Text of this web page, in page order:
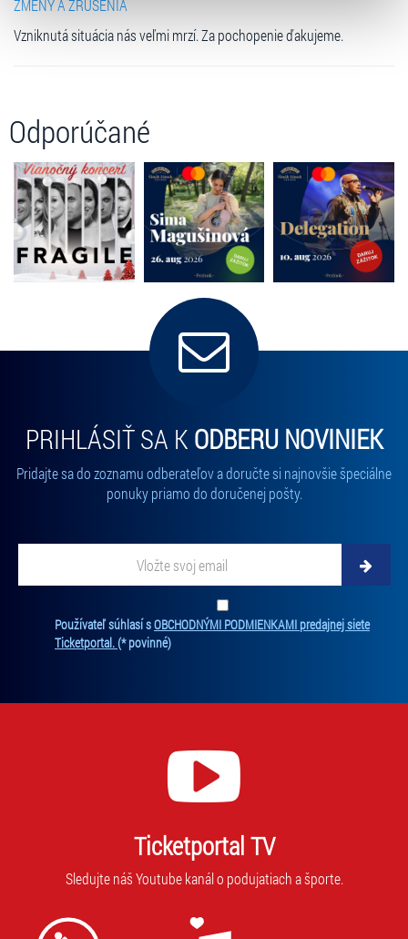
zpracování upravíte zaškrtnutím příslušné varianty. Svoji
volbu můžete kdykoliv změnit v zápatí stránky v záložce
ZMENY A ZRUŠENIA
Vzniknutá situácia nás veľmi mrzí. Za pochopenie ďakujeme.
Odporúčané
PRIHLÁSIŤ SA K ODBERU NOVINIEK
Pridajte sa do zoznamu odberateľov a doručte si najnovšie špeciálne
ponuky priamo do doručenej pošty.
Zadajte svoju e-mailovú adresu, na ktorú vám budeme zasielať
Používateľ súhlasí sOBCHODNÝMI PODMIENKAMI predajnej siete
Ticketportal.(* povinné)
Ticketportal TV
Sledujte náš Youtube kanál o podujatiach a športe.